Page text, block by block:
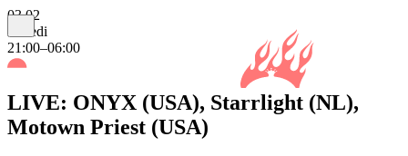
03.02
samedi
21:00–06:00
LIVE: ONYX (USA), Starrlight (NL),
Motown Priest (USA)